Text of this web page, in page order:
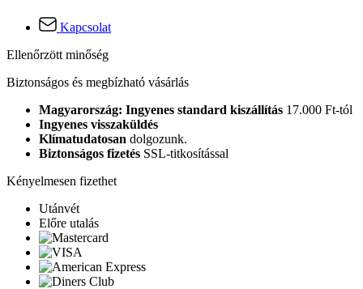
Kapcsolat
Ellenőrzött minőség
Biztonságos és megbízható vásárlás
Magyarország: Ingyenes standard kiszállítás 17.000 Ft-tól
Ingyenes visszaküldés
Klímatudatosan dolgozunk.
Biztonságos fizetés SSL-titkosítással
Kényelmesen fizethet
Utánvét
Előre utalás